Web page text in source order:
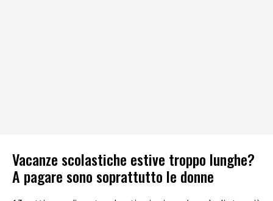
Vacanze scolastiche estive troppo lunghe?
A pagare sono soprattutto le donne